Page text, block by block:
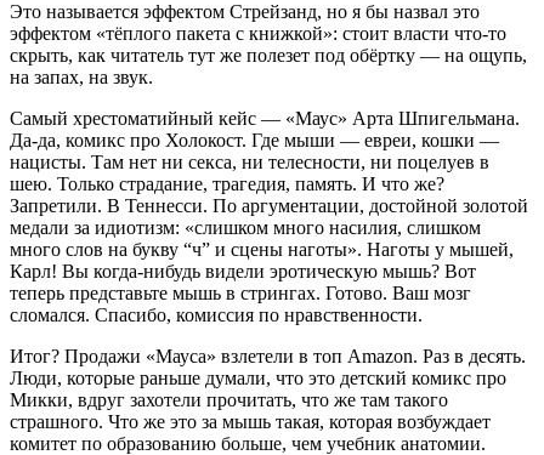
Это называется эффектом Стрейзанд, но я бы назвал это
эффектом «тёплого пакета с книжкой»: стоит власти что-то
скрыть, как читатель тут же полезет под обёртку — на ощупь,
на запах, на звук.
Самый хрестоматийный кейс — «Маус» Арта Шпигельмана.
Да-да, комикс про Холокост. Где мыши — евреи, кошки —
нацисты. Там нет ни секса, ни телесности, ни поцелуев в
шею. Только страдание, трагедия, память. И что же?
Запретили. В Теннесси. По аргументации, достойной золотой
медали за идиотизм: «слишком много насилия, слишком
много слов на букву “ч” и сцены наготы». Наготы у мышей,
Карл! Вы когда-нибудь видели эротическую мышь? Вот
теперь представьте мышь в стрингах. Готово. Ваш мозг
сломался. Спасибо, комиссия по нравственности.
Итог? Продажи «Мауса» взлетели в топ Amazon. Раз в десять.
Люди, которые раньше думали, что это детский комикс про
Микки, вдруг захотели прочитать, что же там такого
страшного. Что же это за мышь такая, которая возбуждает
комитет по образованию больше, чем учебник анатомии.